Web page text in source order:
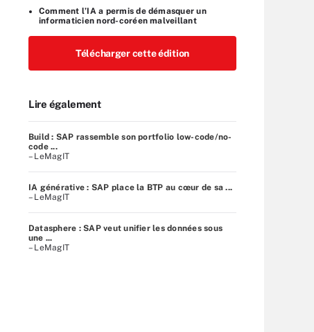
Comment l’IA a permis de démasquer un
informaticien nord-coréen malveillant
Télécharger cette édition
Lire également
Build : SAP rassemble son portfolio low-code/no-
code ...
– LeMagIT
IA générative : SAP place la BTP au cœur de sa ...
– LeMagIT
Datasphere : SAP veut unifier les données sous
une ...
– LeMagIT